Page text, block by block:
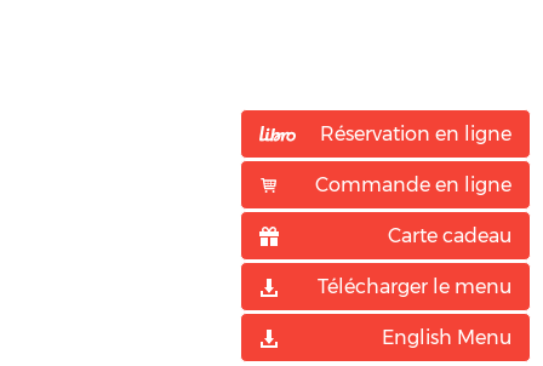
Réservation en ligne
Commande en ligne
Carte cadeau
Télécharger le menu
English Menu